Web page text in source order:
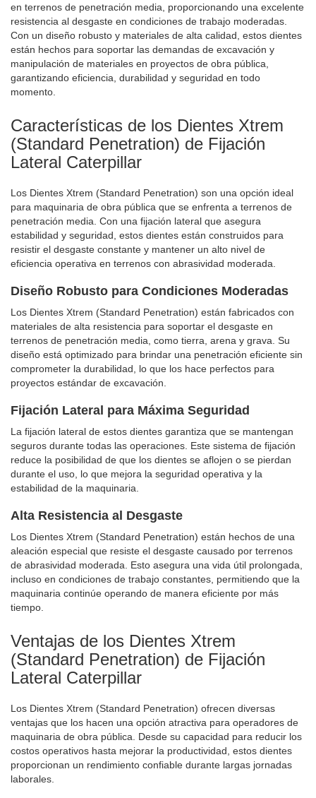
leyendo
página
en terrenos de penetración media, proporcionando una excelente
resistencia al desgaste en condiciones de trabajo moderadas.
Con un diseño robusto y materiales de alta calidad, estos dientes
están hechos para soportar las demandas de excavación y
manipulación de materiales en proyectos de obra pública,
garantizando eficiencia, durabilidad y seguridad en todo
momento.
Características de los Dientes Xtrem
(Standard Penetration) de Fijación
Lateral Caterpillar
Los Dientes Xtrem (Standard Penetration) son una opción ideal
para maquinaria de obra pública que se enfrenta a terrenos de
penetración media. Con una fijación lateral que asegura
estabilidad y seguridad, estos dientes están construidos para
resistir el desgaste constante y mantener un alto nivel de
eficiencia operativa en terrenos con abrasividad moderada.
Diseño Robusto para Condiciones Moderadas
Los Dientes Xtrem (Standard Penetration) están fabricados con
materiales de alta resistencia para soportar el desgaste en
terrenos de penetración media, como tierra, arena y grava. Su
diseño está optimizado para brindar una penetración eficiente sin
comprometer la durabilidad, lo que los hace perfectos para
proyectos estándar de excavación.
Fijación Lateral para Máxima Seguridad
La fijación lateral de estos dientes garantiza que se mantengan
seguros durante todas las operaciones. Este sistema de fijación
reduce la posibilidad de que los dientes se aflojen o se pierdan
durante el uso, lo que mejora la seguridad operativa y la
estabilidad de la maquinaria.
Alta Resistencia al Desgaste
Los Dientes Xtrem (Standard Penetration) están hechos de una
aleación especial que resiste el desgaste causado por terrenos
de abrasividad moderada. Esto asegura una vida útil prolongada,
incluso en condiciones de trabajo constantes, permitiendo que la
maquinaria continúe operando de manera eficiente por más
tiempo.
Ventajas de los Dientes Xtrem
(Standard Penetration) de Fijación
Lateral Caterpillar
Los Dientes Xtrem (Standard Penetration) ofrecen diversas
ventajas que los hacen una opción atractiva para operadores de
maquinaria de obra pública. Desde su capacidad para reducir los
costos operativos hasta mejorar la productividad, estos dientes
proporcionan un rendimiento confiable durante largas jornadas
laborales.